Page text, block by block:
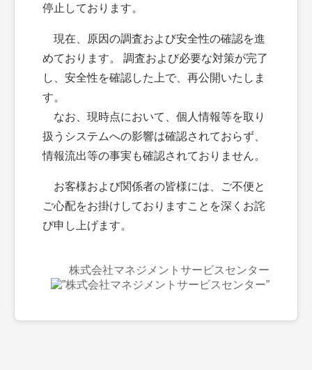
停止しております。
現在、原因の調査および安全性の確認を進
めております。 調査および必要な対策が完了
し、安全性を確認した上で、再公開いたしま
す。
なお、現時点において、個人情報等を取り
扱うシステムへの影響は確認されておらず、
情報流出等の事実も確認されておりません。
お客様および関係者の皆様には、ご不便と
ご心配をお掛けしておりますことを深くお詫
び申し上げます。
株式会社マネジメントサービスセンター